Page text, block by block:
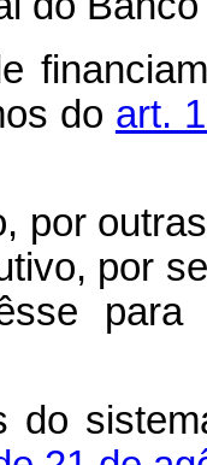
do art.
por
por
do